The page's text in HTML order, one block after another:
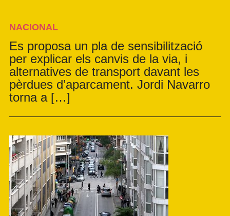
NACIONAL
Es proposa un pla de sensibilització
per explicar els canvis de la via, i
alternatives de transport davant les
pèrdues d’aparcament. Jordi Navarro
torna a […]